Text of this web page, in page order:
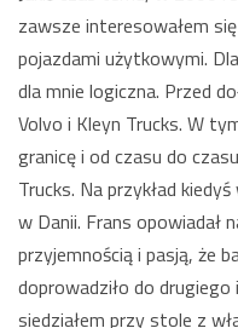
zawsze interesowałem
pojazdami użytkowymi.
dla mnie logiczna. Przed
Volvo i Kleyn Trucks. W
granicę i od czasu do
Trucks. Na przykład
w Danii. Frans opowiadał
przyjemnością i pasją, że
doprowadziło do
siedziałem przy stole z